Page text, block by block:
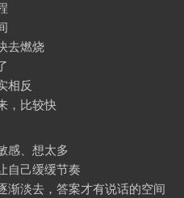
去燃烧
相反
，比较快
感、想太多
自己缓缓节奏
渐淡去，答案才有说话的空间